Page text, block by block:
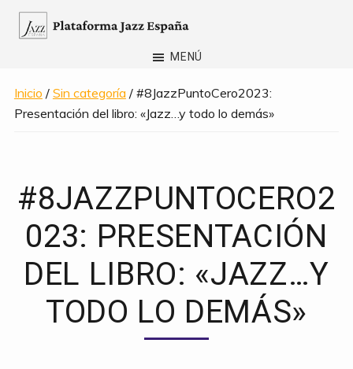
Saltar
España
MENÚ
Inicio / Sin categoría / #8JazzPuntoCero2023:
Presentación del libro: «Jazz…y todo lo demás»
#8JAZZPUNTOCERO2
023: PRESENTACIÓN
DEL LIBRO: «JAZZ…Y
TODO LO DEMÁS»